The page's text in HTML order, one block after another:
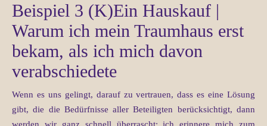
Beispiel 3 (K)Ein Hauskauf |
Warum ich mein Traumhaus erst
bekam, als ich mich davon
verabschiedete
Wenn es uns gelingt, darauf zu vertrauen, dass es eine Lösung
gibt, die die Bedürfnisse aller Beteiligten berücksichtigt, dann